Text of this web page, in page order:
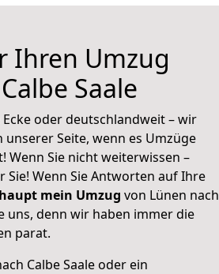
Ihren Umzug
Saale
oder deutschlandweit – wir
unserer Seite, wenn es Umzüge
Wenn Sie nicht weiterwissen –
Wenn Sie Antworten auf Ihre
mein Umzug von Lünen nach
uns, denn wir haben immer die
parat.
Calbe Saale oder ein